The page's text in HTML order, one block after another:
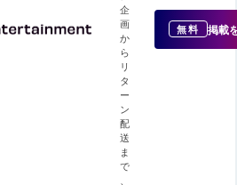
企
画
か
ら
リ
タ
ー
ン
配
送
ま
で
無料 掲載